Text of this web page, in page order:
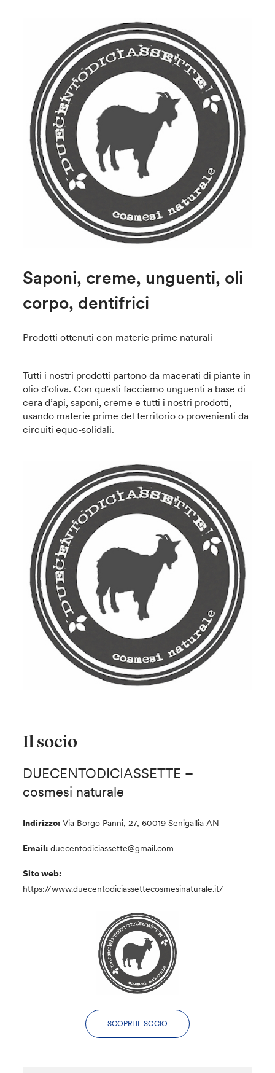
Saponi, creme, unguenti, oli
corpo, dentifrici
Prodotti ottenuti con materie prime naturali
Tutti i nostri prodotti partono da macerati di piante in
olio d’oliva. Con questi facciamo unguenti a base di
cera d’api, saponi, creme e tutti i nostri prodotti,
usando materie prime del territorio o provenienti da
circuiti equo-solidali.
Il socio
DUECENTODICIASSETTE –
cosmesi naturale
Indirizzo: Via Borgo Panni, 27, 60019 Senigallia AN
Email: duecentodiciassette@gmail.com
Sito web:
https://www.duecentodiciassettecosmesinaturale.it/
SCOPRI IL SOCIO